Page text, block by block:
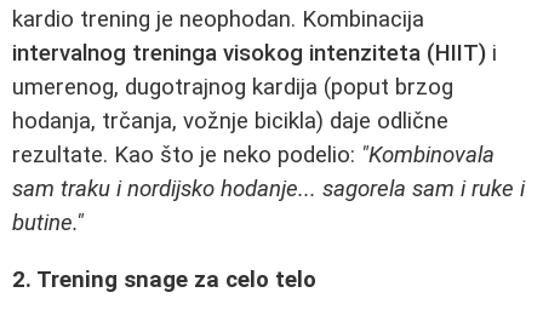
kardio trening je neophodan. Kombinacija
intervalnog treninga visokog intenziteta (HIIT) i
umerenog, dugotrajnog kardija (poput brzog
hodanja, trčanja, vožnje bicikla) daje odlične
rezultate. Kao što je neko podelio: "Kombinovala
sam traku i nordijsko hodanje... sagorela sam i ruke i
butine."
2. Trening snage za celo telo